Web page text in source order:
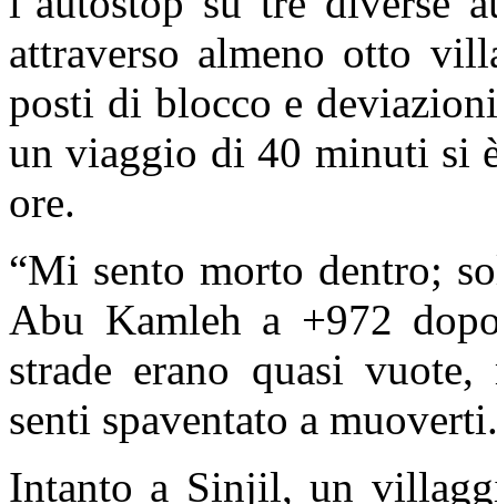
attraverso almeno otto
posti di blocco e
un viaggio di 40 minuti si
ore.
“Mi sento morto dentro;
Abu Kamleh a +972
strade erano quasi
senti spaventato a
Intanto a Sinjil, un